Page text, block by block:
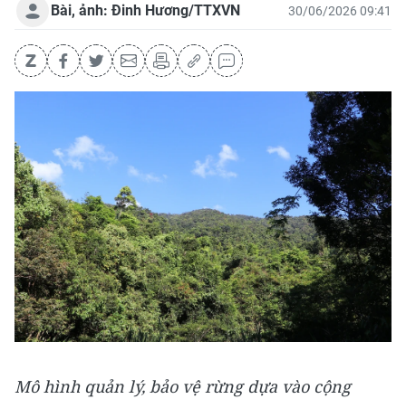
Bài, ảnh: Đinh Hương/TTXVN 30/06/2026 09:41
Mô hình quản lý, bảo vệ rừng dựa vào cộng